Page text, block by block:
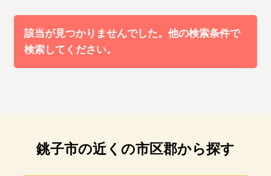
該当が見つかりませんでした。他の検索条件で
検索してください。
銚子市の近くの市区郡から探す